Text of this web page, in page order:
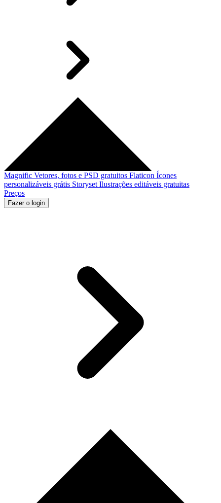
Magnific Vetores, fotos e PSD gratuitos Flaticon Ícones
personalizáveis grátis Storyset Ilustrações editáveis gratuitas
Preços
Fazer o login